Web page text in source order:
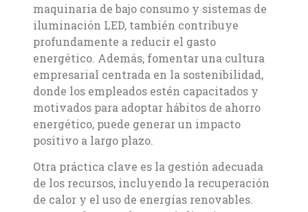
maquinaria de bajo consumo y sistemas de
iluminación LED, también contribuye
profundamente a reducir el gasto
energético. Además, fomentar una cultura
empresarial centrada en la sostenibilidad,
donde los empleados estén capacitados y
motivados para adoptar hábitos de ahorro
energético, puede generar un impacto
positivo a largo plazo.
Otra práctica clave es la gestión adecuada
de los recursos, incluyendo la recuperación
de calor y el uso de energías renovables.